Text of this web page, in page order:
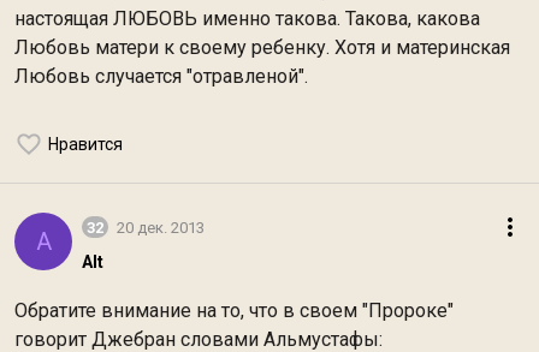
настоящая ЛЮБОВЬ именно такова. Такова, какова
Любовь матери к своему ребенку. Хотя и материнская
Любовь случается "отравленой".
Нравится
A 32 20 дек. 2013
Alt
Обратите внимание на то, что в своем "Пророке"
говорит Джебран словами Альмустафы: